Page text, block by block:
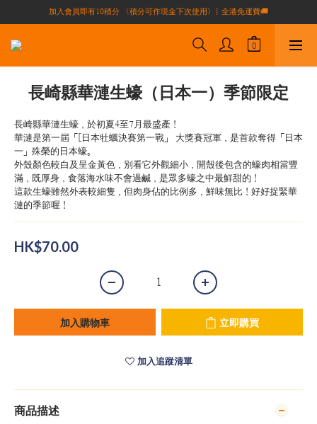
買滿$1000全港免運費（不包括偏遠地區）
加入會員即有10積分 （積分可作現金下次使用）| 全港免運費🚚
正宗自家養殖場大閘蟹🦀 全港唯一
長崎縣華漣生蠔（日本一）季節限定
長崎縣華漣生蠔，於初夏4至7月最盛產！
華漣是第一屆「[日本牡蠣決賽第一戰」 大獎賽冠軍，是首款奪得「日本
一」殊榮的日本蠔。
外殼顏色較白及呈金黃色，別看它外觀細小，開殼後包含的蠔肉相當豐
滿，既厚身，食落海水味不會過鹹，是眾多蠔之中最鮮甜的！
這款生蠔雖然外表較細隻，但肉身佔的比例多，鮮味無比！好好捉緊華
漣的季節喔！
HK$70.00
加入購物車 立即購買
加入追蹤清單
商品描述